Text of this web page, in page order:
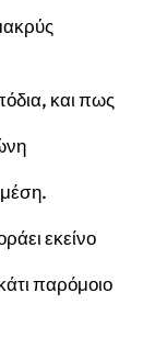
και πως
εκείνο
παρόμοιο